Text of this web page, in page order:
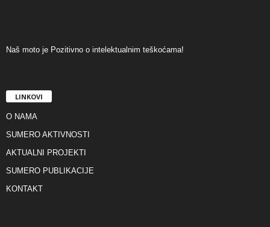
Naš moto je Pozitivno o intelektualnim teškoćama!
LINKOVI
O NAMA
SUMERO AKTIVNOSTI
AKTUALNI PROJEKTI
SUMERO PUBLIKACIJE
KONTAKT